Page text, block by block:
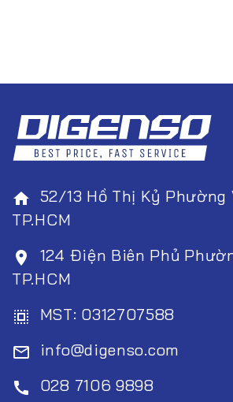
home 52/13 Hồ Thị Kỷ Phường
TP.HCM
room
124 Điện Biên Phủ
TP.HCM
select_all MST: 0312707588
mail_outline info@digenso.com
call 028 7106 9898